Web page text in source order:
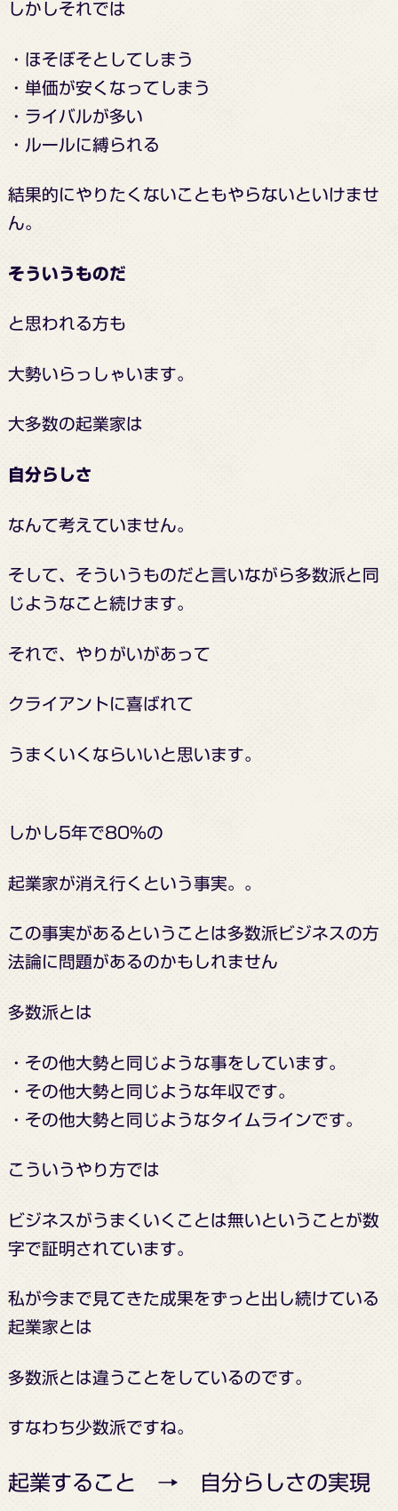
しかしそれでは
・ほそぼそとしてしまう
・単価が安くなってしまう
・ライバルが多い
・ルールに縛られる
結果的にやりたくないこともやらないといけませ
ん。
そういうものだ
と思われる方も
大勢いらっしゃいます。
大多数の起業家は
自分らしさ
なんて考えていません。
そして、 そういうものだと言いながら多数派と同
じようなこと続けます。
それで、 やりがいがあって
クライアントに喜ばれて
うまくいくならいいと思います。
しかし5年で80％の
起業家が消え行くという事実。。
この事実があるということは多数派ビジネスの方
法論に 問題があるのかもしれません
多数派とは
・その他大勢と同じような事をしています。
・その他大勢と同じような年収です。
・その他大勢と同じようなタイムラインです。
こういうやり方では
ビジネスがうまくいくことは無いということが数
字で証明されています。
私が今まで見てきた成果をずっと出し続けている
起業家とは
多数派とは違うことをしているのです。
すなわち少数派ですね。
起業すること → 自分らしさの実現